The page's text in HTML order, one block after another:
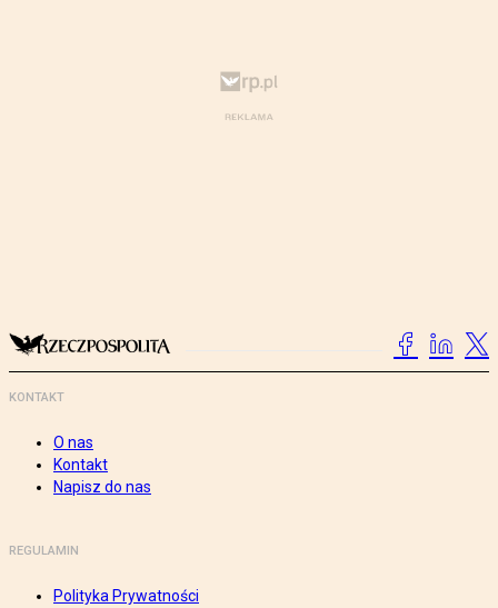
KONTAKT
O nas
Kontakt
Napisz do nas
REGULAMIN
Polityka Prywatności